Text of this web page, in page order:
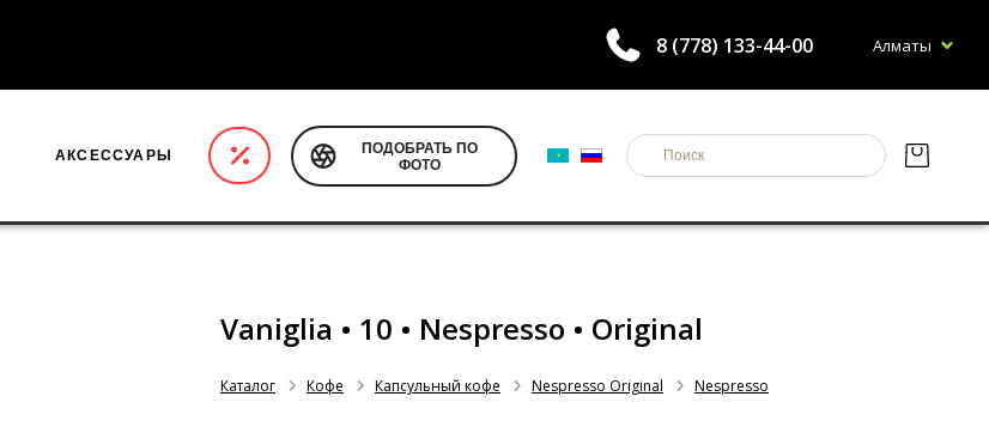
8 (778) 133-44-00 Алматы
АКСЕССУАРЫ
ПОДОБРАТЬ ПО
ФОТО
Vaniglia • 10 • Nespresso • Original
Каталог Кофе Капсульный кофе Nespresso Original Nespresso